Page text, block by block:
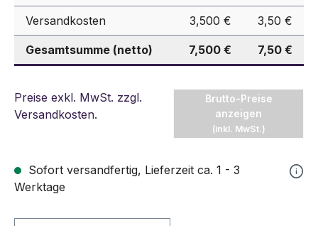
Versandkosten 3,500 € 3,50 €
Gesamtsumme (netto) 7,500 € 7,50 €
Preise exkl. MwSt. zzgl.
Versandkosten.
Brutto-Preise
anzeigen
(inkl. MwSt.)
Sofort versandfertig, Lieferzeit ca. 1 - 3
Werktage